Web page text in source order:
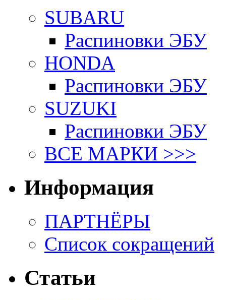
SUBARU
Распиновки ЭБУ
HONDA
Распиновки ЭБУ
SUZUKI
Распиновки ЭБУ
ВСЕ МАРКИ >>>
Информация
ПАРТНЁРЫ
Список сокращений
Статьи